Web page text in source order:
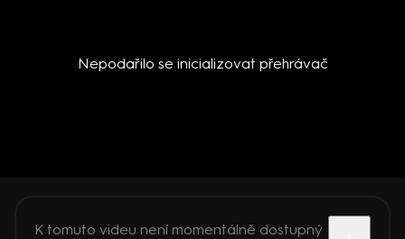
Nepodařilo se inicializovat přehrávač
K tomuto videu není momentálně dostupný